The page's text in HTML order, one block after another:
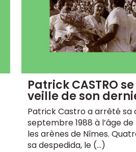
Patrick CASTRO
veille de son
Patrick Castro a arrêté sa
septembre 1988 à l’âge
les arènes de Nîmes.
sa despedida, le (…)